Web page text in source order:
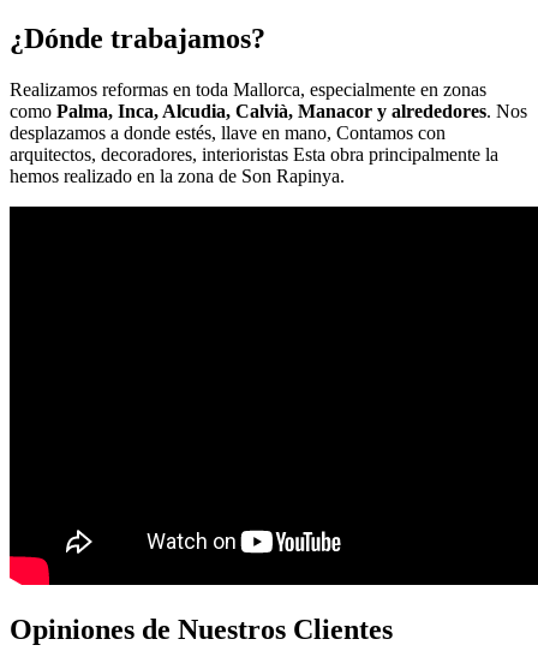
¿Dónde trabajamos?
Realizamos reformas en toda Mallorca, especialmente en zonas
como Palma, Inca, Alcudia, Calvià, Manacor y alrededores. Nos
desplazamos a donde estés, llave en mano, Contamos con
arquitectos, decoradores, interioristas Esta obra principalmente la
hemos realizado en la zona de Son Rapinya.
Opiniones de Nuestros Clientes